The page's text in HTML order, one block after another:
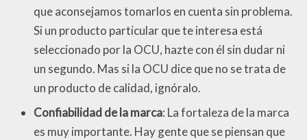
que aconsejamos tomarlos en cuenta sin problema.
Si un producto particular que te interesa está
seleccionado por la OCU, hazte con él sin dudar ni
un segundo. Mas si la OCU dice que no se trata de
un producto de calidad, ignóralo.
Confiabilidad de la marca: La fortaleza de la marca
es muy importante. Hay gente que se piensan que